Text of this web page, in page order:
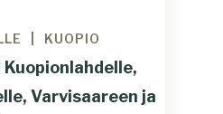
KUOPIO
Varvisaareen ja